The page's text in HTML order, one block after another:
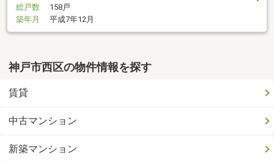
総戸数
158戸
築年月
平成7年12月
神戸市西区の物件情報を探す
賃貸
中古マンション
新築マンション